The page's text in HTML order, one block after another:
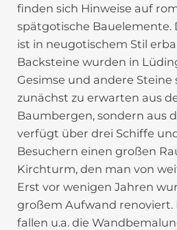
finden sich Hinweise auf
spätgotische Bauelemente.
ist in neugotischem Stil
Backsteine wurden in
Gesimse und andere
zunächst zu erwarten aus
Baumbergen, sondern aus
verfügt über drei Schiffe
Besuchern einen großen
Kirchturm, den man von
Erst vor wenigen Jahren
großem Aufwand renoviert.
fallen u.a. die